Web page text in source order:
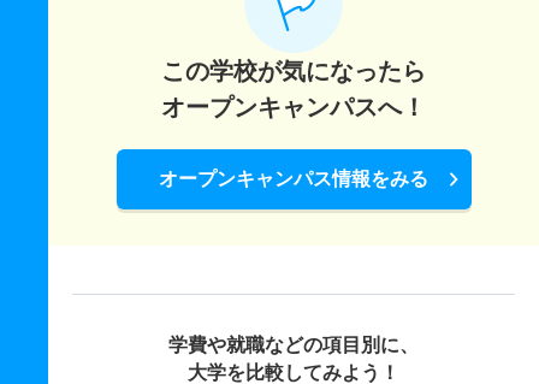
4.80倍 15人 15人
美術学科／彫刻専攻 一般 前
1.30倍 1倍 4人 4人 3人
美術学科／芸術学専攻 一般 前
1.20倍 1倍 6人 6人 5人 47.90
1倍 1.30倍 3人 3人 3人
この学校が気になったら
オープンキャンパスへ！
オープンキャンパス情報をみる
学費や就職などの項目別に、
大学を比較してみよう！